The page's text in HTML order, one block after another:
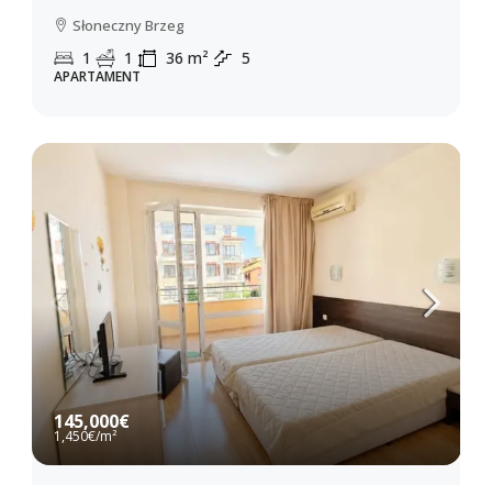
Słoneczny Brzeg
1 1 36 m² 5
APARTAMENT
145,000€
1,450€/m²